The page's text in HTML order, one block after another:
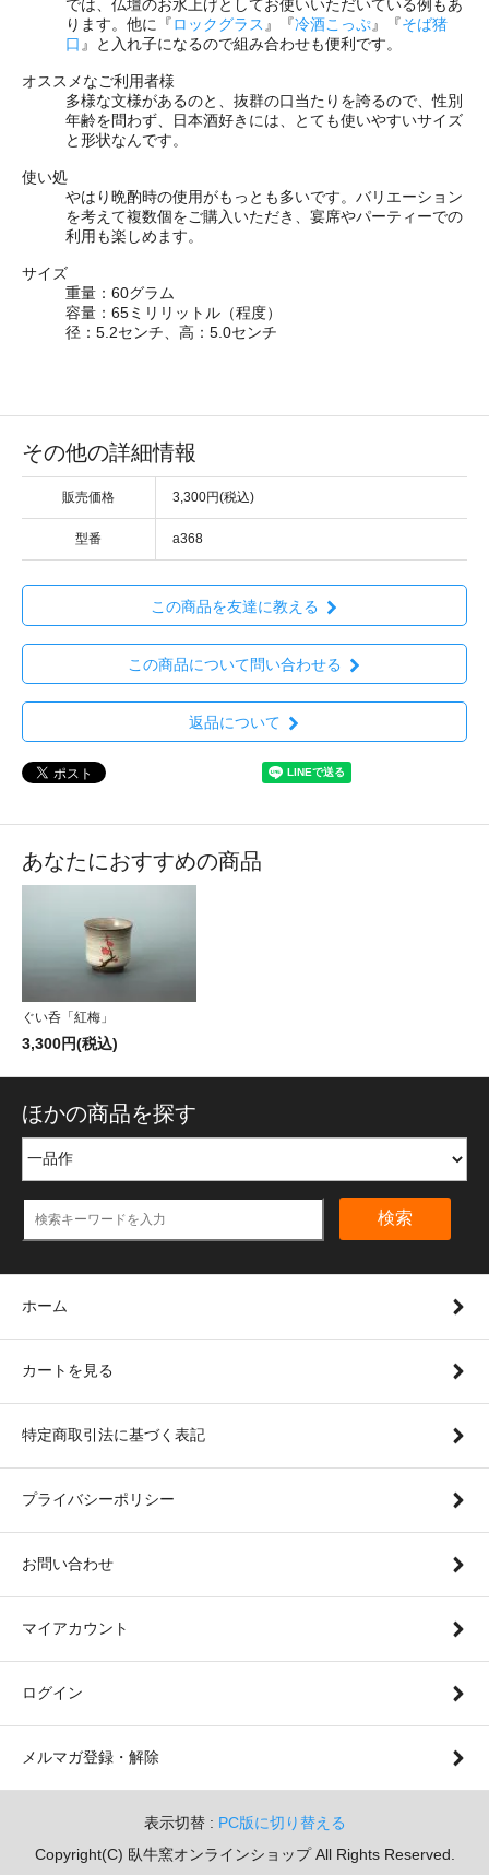
では、仏壇のお水上げとしてお使いいただいている例もあ
ります。他に『ロックグラス』『冷酒こっぷ』『そば猪
口』と入れ子になるので組み合わせも便利です。
オススメなご利用者様
多様な文様があるのと、抜群の口当たりを誇るので、性別
年齢を問わず、日本酒好きには、とても使いやすいサイズ
と形状なんです。
使い処
やはり晩酌時の使用がもっとも多いです。バリエーション
を考えて複数個をご購入いただき、宴席やパーティーでの
利用も楽しめます。
サイズ
重量：60グラム
容量：65ミリリットル （程度）
径：5.2センチ、高：5.0センチ
その他の詳細情報
販売価格 3,300円(税込)
型番 a368
この商品を友達に教える
この商品について問い合わせる
返品について
あなたにおすすめの商品
ぐい呑「紅梅」
3,300円(税込)
ほかの商品を探す
検索
ホーム
カートを見る
特定商取引法に基づく表記
プライバシーポリシー
お問い合わせ
マイアカウント
ログイン
メルマガ登録・解除
表示切替 : PC版に切り替える
Copyright(C) 臥牛窯オンラインショップ All Rights Reserved.